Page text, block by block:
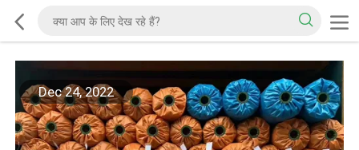
Dec 24, 2022